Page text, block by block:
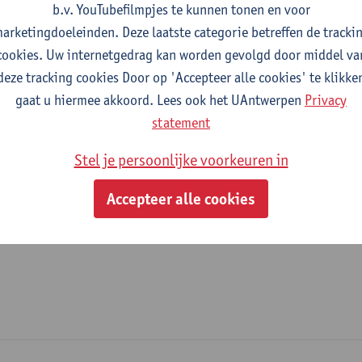
Departement Geschiedenis
Statuut & functies
Bijzonder academisch personeel
doctoraatsbursaal
b.v. YouTubefilmpjes te kunnen tonen en voor
Deze laatste categorie betreffen de
Uw internetgedrag kan worden gevolgd door middel
tracking cookies Door op 'Accepteer alle cookies' te
gaat u hiermee akkoord. Lees ook het UAntwerpen Privacy
statement
Stel je persoonlijke voorkeuren in
Accepteer alle cookies